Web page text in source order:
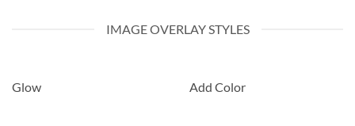
IMAGE OVERLAY STYLES
Glow Add Color